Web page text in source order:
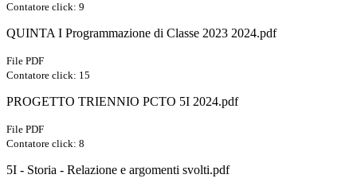
Contatore click: 9
QUINTA I Programmazione di Classe 2023 2024.pdf
File PDF
Contatore click: 15
PROGETTO TRIENNIO PCTO 5I 2024.pdf
File PDF
Contatore click: 8
5I - Storia - Relazione e argomenti svolti.pdf